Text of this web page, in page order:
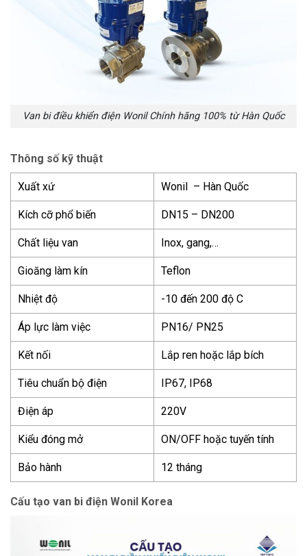
Van bi điều khiển điện Wonil Chính hãng 100% từ Hàn Quốc
Thông số kỹ thuật
Xuất xứ Wonil – Hàn Quốc
Kích cỡ phổ biến DN15 – DN200
Chất liệu van Inox, gang,…
Gioăng làm kín Teflon
Nhiệt độ -10 đến 200 độ C
Áp lực làm việc PN16/ PN25
Kết nối Lắp ren hoặc lắp bích
Tiêu chuẩn bộ điện IP67, IP68
Điện áp 220V
Kiểu đóng mở ON/OFF hoặc tuyến tính
Bảo hành 12 tháng
Cấu tạo van bi điện Wonil Korea